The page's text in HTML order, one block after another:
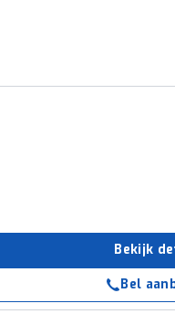
Bekijk
Bel